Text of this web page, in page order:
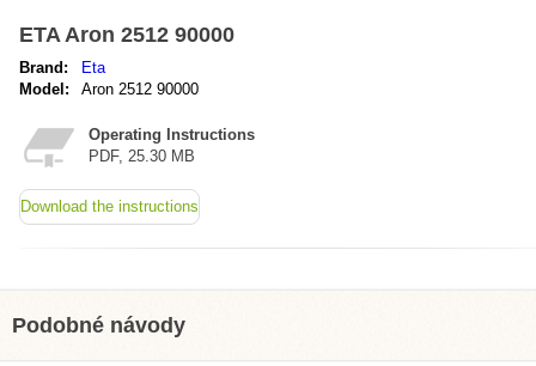
ETA Aron 2512 90000
Brand:
Eta
Model:
Aron 2512 90000
Operating Instructions
PDF, 25.30 MB
Download the instructions
Podobné návody